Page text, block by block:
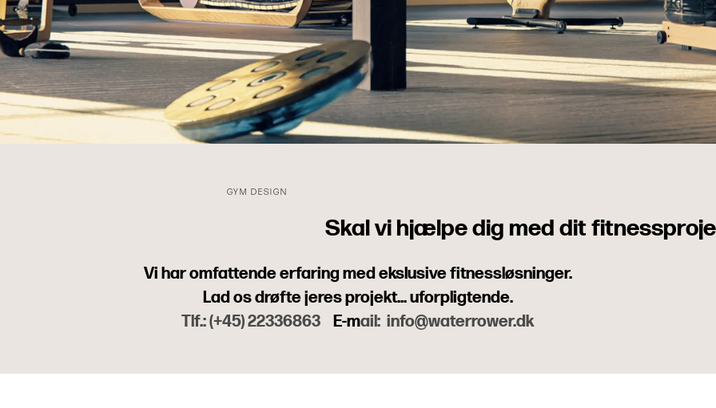
WaterRower Tilbehør
Opgraderinger til
WaterRower
Reservedele til
Hvilken WATERROWER?
GYM DESIGN
Skal vi hjælpe dig med dit
Vi har omfattende erfaring med ekslusive fitnessløsninger.
Lad os drøfte jeres projekt... uforpligtende.
Tlf.: (+45)22336863 E-mail: info@waterrower.dk